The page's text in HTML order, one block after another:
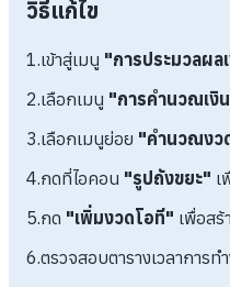
วิธีแก้ไข
1.เข้าสู่เมนู "การประมวลผล
2.เลือกเมนู "การคำนวณเงิ
3.เลือกเมนูย่อย "คำนวณงว
4.กดที่ไอคอน "รูปถังขยะ" เ
5.กด "เพิ่มงวดโอที" เพื่อส
6.ตรวจสอบตารางเวลาการ